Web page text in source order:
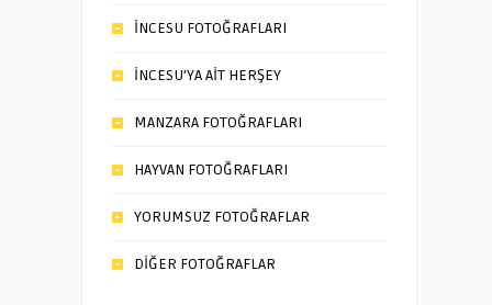
İNCESU FOTOĞRAFLARI
İNCESU’YA AİT HERŞEY
MANZARA FOTOĞRAFLARI
HAYVAN FOTOĞRAFLARI
YORUMSUZ FOTOĞRAFLAR
DİĞER FOTOĞRAFLAR